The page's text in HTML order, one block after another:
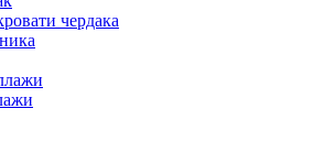
чердака